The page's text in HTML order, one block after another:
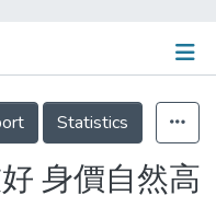
Statistics
身價自然高